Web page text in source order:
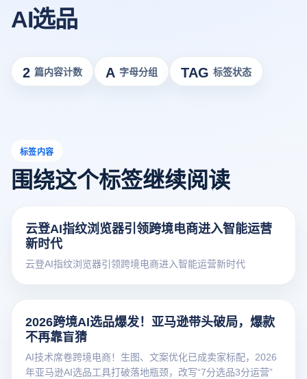
AI选品
2 篇内容计数 A 字母分组 TAG 标签状态
标签内容
围绕这个标签继续阅读
云登AI指纹浏览器引领跨境电商进入智能运营
新时代
云登AI指纹浏览器引领跨境电商进入智能运营新时代
2026跨境AI选品爆发！亚马逊带头破局，爆款
不再靠盲猜
AI技术席卷跨境电商！生图、文案优化已成卖家标配，2026
年亚马逊AI选品工具打破落地瓶颈，改写“7分选品3分运营”